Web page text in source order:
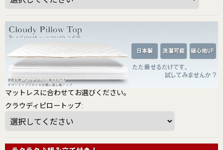
マットレスに合わせてお選びください。
クラウディピロートップ: